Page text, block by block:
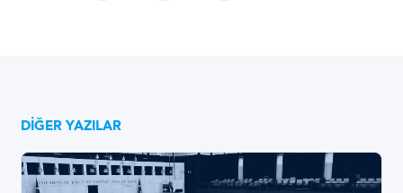
DIĞER YAZILAR